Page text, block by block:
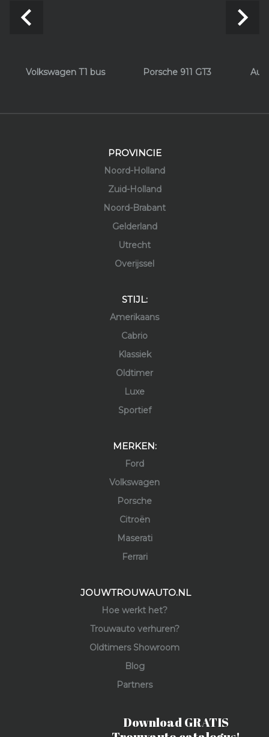
Volkswagen T1 bus Porsche 911 GT3
navigate_before navigate_next
PROVINCIE
Noord-Holland
Zuid-Holland
Noord-Brabant
Gelderland
Utrecht
Overijssel
STIJL:
Amerikaans
Cabrio
Klassiek
Oldtimer
Luxe
Sportief
MERKEN:
Ford
Volkswagen
Porsche
Citroën
Maserati
Ferrari
JOUWTROUWAUTO.NL
Hoe werkt het?
Trouwauto verhuren?
Oldtimers Showroom
Blog
Partners
Download GRATIS